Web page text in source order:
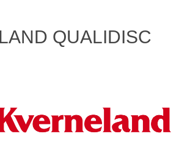
QUALIDISC